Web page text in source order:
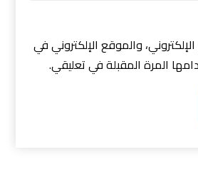
والموقع الإلكتروني في
المرة المقبلة في تعليقي.